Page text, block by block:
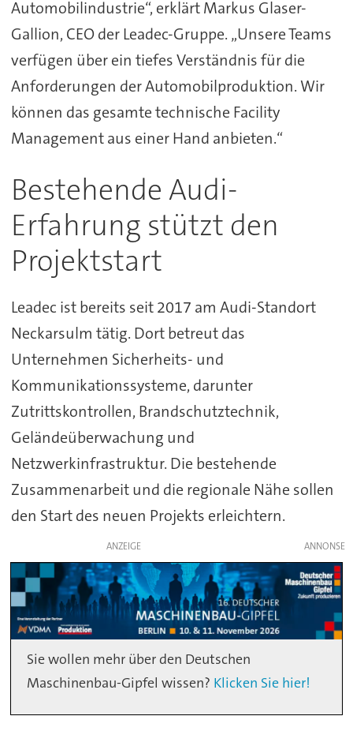
Automobilindustrie“, erklärt Markus Glaser-
Gallion, CEO der Leadec-Gruppe. „Unsere Teams
verfügen über ein tiefes Verständnis für die
Anforderungen der Automobilproduktion. Wir
können das gesamte technische Facility
Management aus einer Hand anbieten.“
Bestehende Audi-
Erfahrung stützt den
Projektstart
Leadec ist bereits seit 2017 am Audi-Standort
Neckarsulm tätig. Dort betreut das
Unternehmen Sicherheits- und
Kommunikationssysteme, darunter
Zutrittskontrollen, Brandschutztechnik,
Geländeüberwachung und
Netzwerkinfrastruktur. Die bestehende
Zusammenarbeit und die regionale Nähe sollen
den Start des neuen Projekts erleichtern.
ANZEIGE
Sie wollen mehr über den Deutschen
Maschinenbau-Gipfel wissen? Klicken Sie hier!